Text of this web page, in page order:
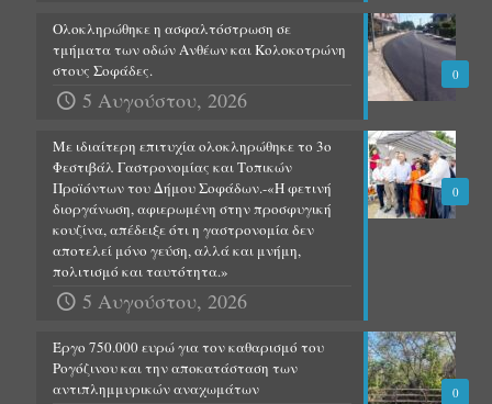
0
Ολοκληρώθηκε η ασφαλτόστρωση σε
τμήματα των οδών Ανθέων και Κολοκοτρώνη
στους Σοφάδες.
5 Αυγούστου, 2026
0
Με ιδιαίτερη επιτυχία ολοκληρώθηκε το 3ο
Φεστιβάλ Γαστρονομίας και Τοπικών
Προϊόντων του Δήμου Σοφάδων.-«Η φετινή
διοργάνωση, αφιερωμένη στην προσφυγική
κουζίνα, απέδειξε ότι η γαστρονομία δεν
αποτελεί μόνο γεύση, αλλά και μνήμη,
πολιτισμό και ταυτότητα.»
5 Αυγούστου, 2026
0
Έργο 750.000 ευρώ για τον καθαρισμό του
Ρογόζινου και την αποκατάσταση των
αντιπλημμυρικών αναχωμάτων